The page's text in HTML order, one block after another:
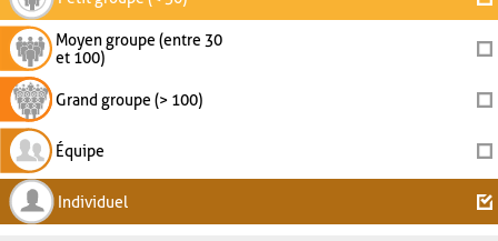
Moyen groupe (entre 30
et 100)
Grand groupe (> 100)
Équipe
Individuel